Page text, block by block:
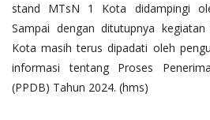
stand MTsN 1 Kota didampingi
Sampai dengan ditutupnya
Kota masih terus dipadati oleh
informasi tentang Proses
(PPDB) Tahun 2024. (hms)